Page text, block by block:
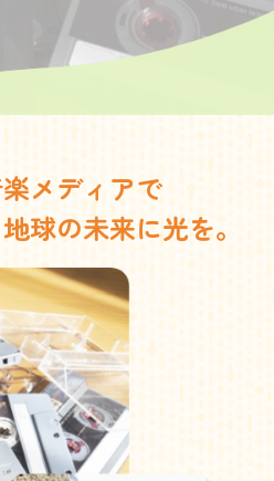
メディアで
球の未来に光を。